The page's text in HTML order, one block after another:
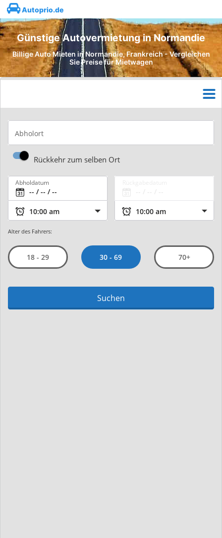
Autoprio.de
Günstige Autovermietung in Normandie
Billige Auto Mieten in Normandie, Frankreich - Vergleichen
Sie Preise für Mietwagen
Abholort
Rückkehr zum selben Ort
Abholdatum
Alter des Fahrers:
18 - 29 30 - 69 70+
Suchen